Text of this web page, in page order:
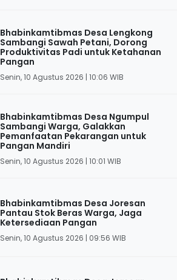
Bhabinkamtibmas Desa Lengkong
Sambangi Sawah Petani, Dorong
Produktivitas Padi untuk Ketahanan
Pangan
Senin, 10 Agustus 2026 | 10:06 WIB
Bhabinkamtibmas Desa Ngumpul
Sambangi Warga, Galakkan
Pemanfaatan Pekarangan untuk
Pangan Mandiri
Senin, 10 Agustus 2026 | 10:01 WIB
Bhabinkamtibmas Desa Joresan
Pantau Stok Beras Warga, Jaga
Ketersediaan Pangan
Senin, 10 Agustus 2026 | 09:56 WIB